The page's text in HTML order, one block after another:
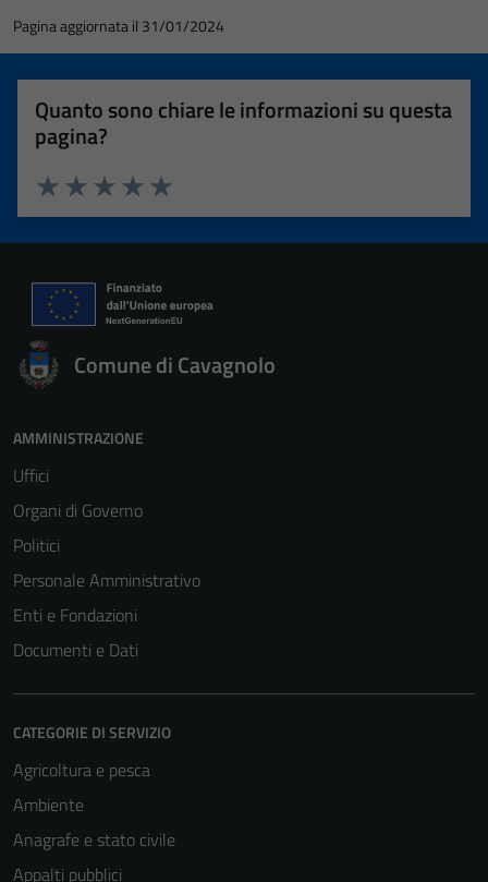
Pagina aggiornata il 31/01/2024
Quanto sono chiare le informazioni su questa
pagina?
Valuta 5 stelle su 5
Valuta 4 stelle su 5
Valuta 3 stelle su 5
Valuta 2 stelle su 5
Valuta 1 stelle su 5
Comune di Cavagnolo
AMMINISTRAZIONE
Uffici
Organi di Governo
Politici
Personale Amministrativo
Enti e Fondazioni
Documenti e Dati
CATEGORIE DI SERVIZIO
Agricoltura e pesca
Ambiente
Anagrafe e stato civile
Appalti pubblici